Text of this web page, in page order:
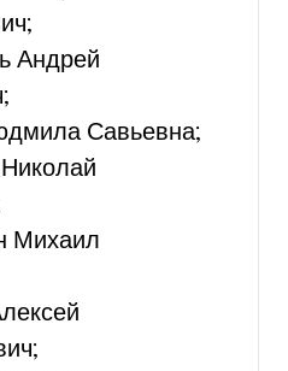
Андрей
Савьевна;
Михаил